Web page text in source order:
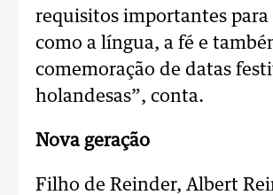
requisitos importantes para
como a língua, a fé e
comemoração de datas
holandesas”, conta.
Nova geração
Filho de Reinder, Albert